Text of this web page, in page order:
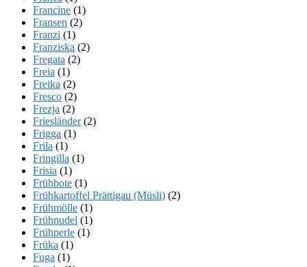
Francine (1)
Fransen (2)
Franzi (1)
Franziska (2)
Fregata (2)
Freia (1)
Freika (2)
Fresco (2)
Frezja (2)
Friesländer(2)
Frigga (1)
Frila (1)
Fringilla (1)
Frisia (1)
Frühbote (1)
Frühkartoffel Prättigau (Müsli) (2)
Frühmölle (1)
Frühnudel (1)
Frühperle (1)
Früka (1)
Fuga (1)